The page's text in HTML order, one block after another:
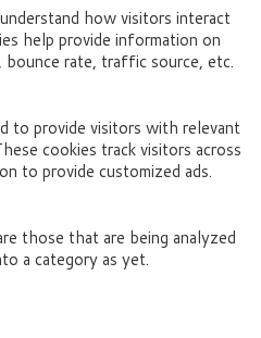
how visitors interact
help provide information on
rate, traffic source, etc.
to provide visitors with relevant
cookies track visitors across
to provide customized ads.
those that are being analyzed
a category as yet.